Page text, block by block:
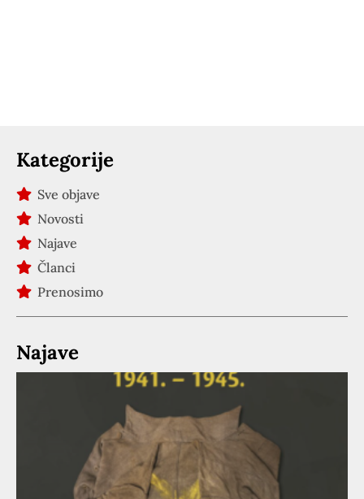
Kategorije
Sve objave
Novosti
Najave
Članci
Prenosimo
Najave